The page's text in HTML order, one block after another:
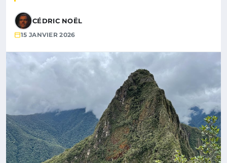
CÉDRIC NOËL
15 JANVIER 2026